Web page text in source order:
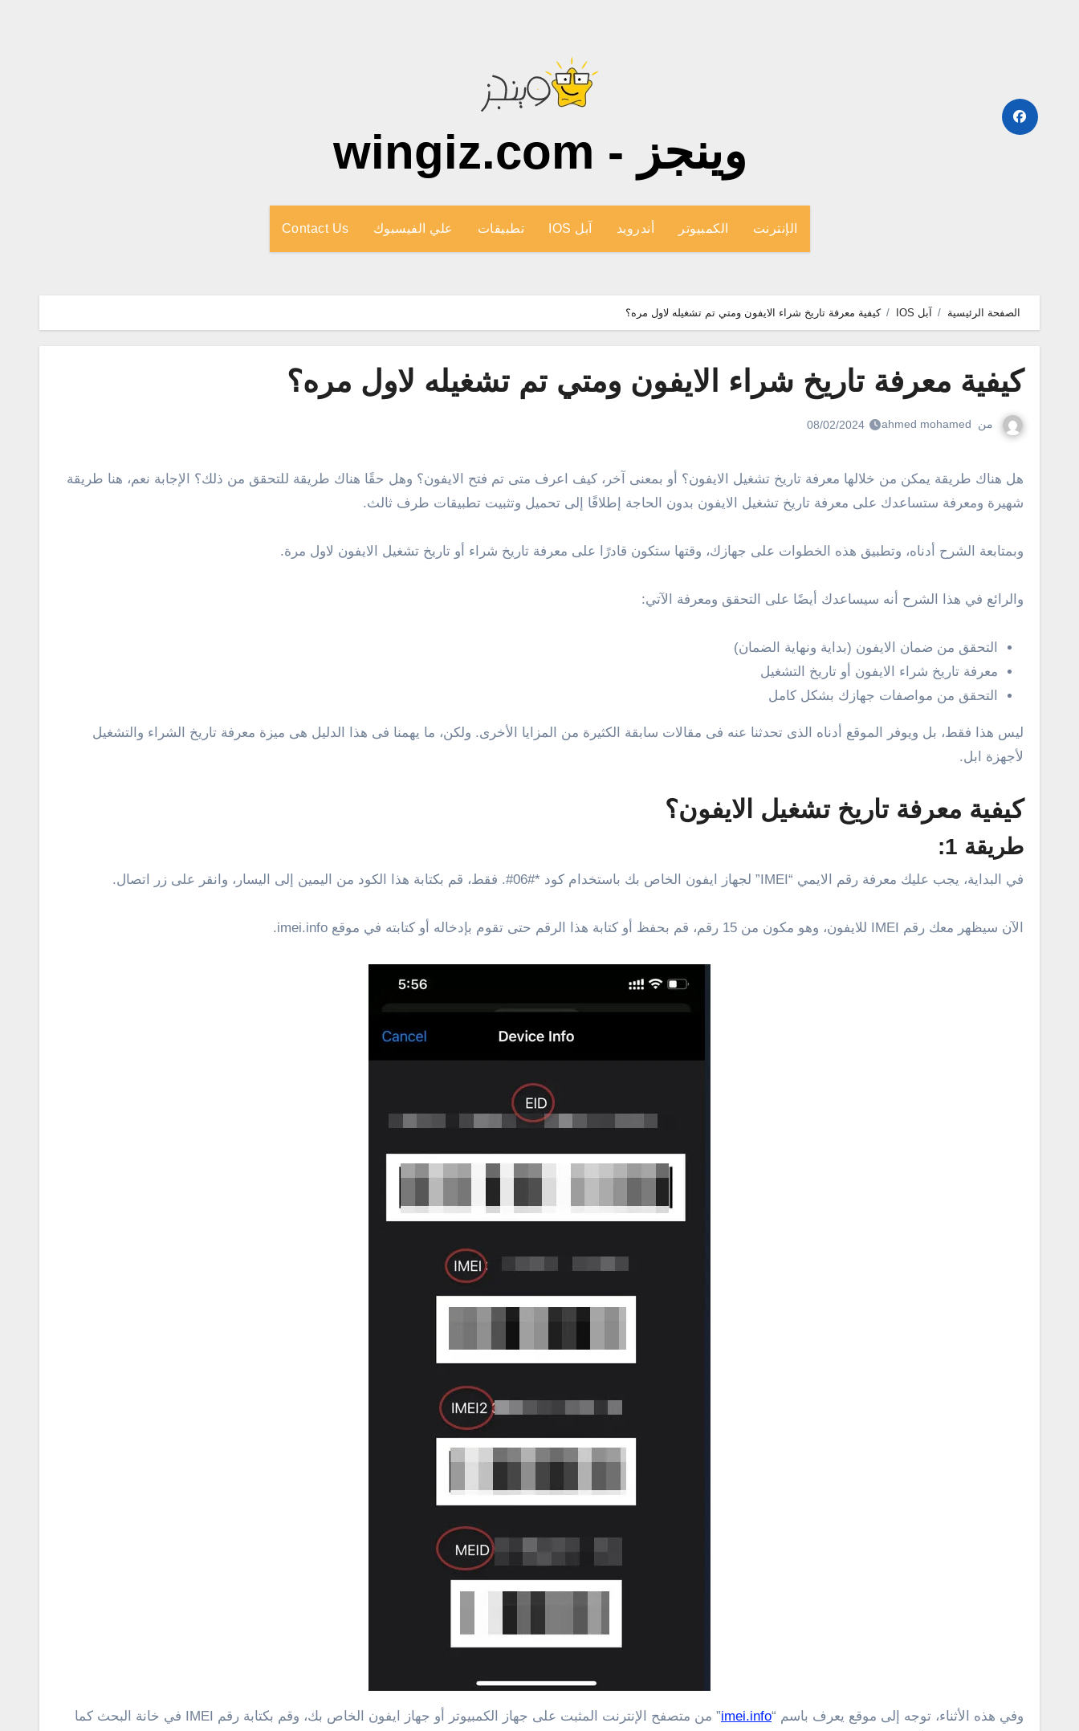
وينجز - wingiz.com
الإنترنت الكمبيوتر أندرويد آبل IOS تطبيقات علي الفيسبوك Contact Us
الصفحة الرئيسية آبل IOS كيفية معرفة تاريخ شراء الايفون ومتي تم تشغيله لاول مره؟
كيفية معرفة تاريخ شراء الايفون ومتي تم تشغيله لاول مره؟
من ahmed mohamed
08/02/2024
هل هناك طريقة يمكن من خلالها معرفة تاريخ تشغيل الايفون؟ أو بمعنى آخر، كيف اعرف متى تم فتح الايفون؟ وهل حقًا هناك طريقة للتحقق من ذلك؟ الإجابة نعم، هنا طريقة
شهيرة ومعرفة ستساعدك على معرفة تاريخ تشغيل الايفون بدون الحاجة إطلاقًا إلى تحميل وتثبيت تطبيقات طرف ثالث.
وبمتابعة الشرح أدناه، وتطبيق هذه الخطوات على جهازك، وقتها ستكون قادرًا على معرفة تاريخ شراء أو تاريخ تشغيل الايفون لاول مرة.
والرائع في هذا الشرح أنه سيساعدك أيضًا على التحقق ومعرفة الآتي:
التحقق من ضمان الايفون (بداية ونهاية الضمان)
معرفة تاريخ شراء الايفون أو تاريخ التشغيل
التحقق من مواصفات جهازك بشكل كامل
ليس هذا فقط، بل ويوفر الموقع أدناه الذى تحدثنا عنه فى مقالات سابقة الكثيرة من المزايا الأخرى. ولكن، ما يهمنا فى هذا الدليل هى ميزة معرفة تاريخ الشراء والتشغيل
لأجهزة ابل.
كيفية معرفة تاريخ تشغيل الايفون؟
طريقة 1:
في البداية، يجب عليك معرفة رقم الايمي “IMEI” لجهاز ايفون الخاص بك باستخدام كود *#06#. فقط، قم بكتابة هذا الكود من اليمين إلى اليسار، وانقر على زر اتصال.
الآن سيظهر معك رقم IMEI للايفون، وهو مكون من 15 رقم، قم بحفظ أو كتابة هذا الرقم حتى تقوم بإدخاله أو كتابته في موقع imei.info.
وفي هذه الأثناء، توجه إلى موقع يعرف باسم “imei.info
” من متصفح الإنترنت المثبت على جهاز الكمبيوتر أو جهاز ايفون الخاص بك، وقم بكتابة رقم IMEI في خانة البحث كما